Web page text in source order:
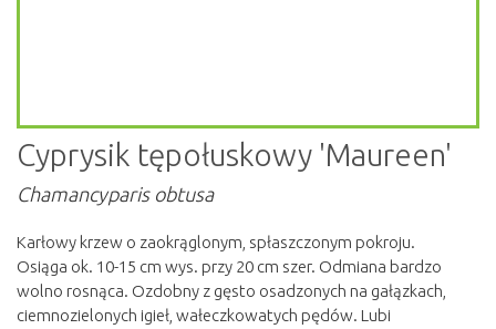
Cyprysik tępołuskowy 'Maureen'
Chamancyparis obtusa
Karłowy krzew o zaokrąglonym, spłaszczonym pokroju.
Osiąga ok. 10-15 cm wys. przy 20 cm szer. Odmiana bardzo
wolno rosnąca. Ozdobny z gęsto osadzonych na gałązkach,
ciemnozielonych igieł, wałeczkowatych pędów. Lubi